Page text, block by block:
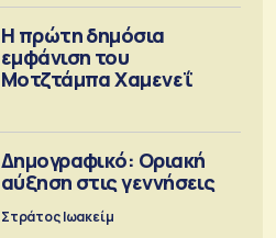
Η πρώτη δημόσια
εμφάνιση του
Μοτζτάμπα Χαμενεΐ
Δημογραφικό: Οριακή
αύξηση στις γεννήσεις
Στράτος Ιωακείμ